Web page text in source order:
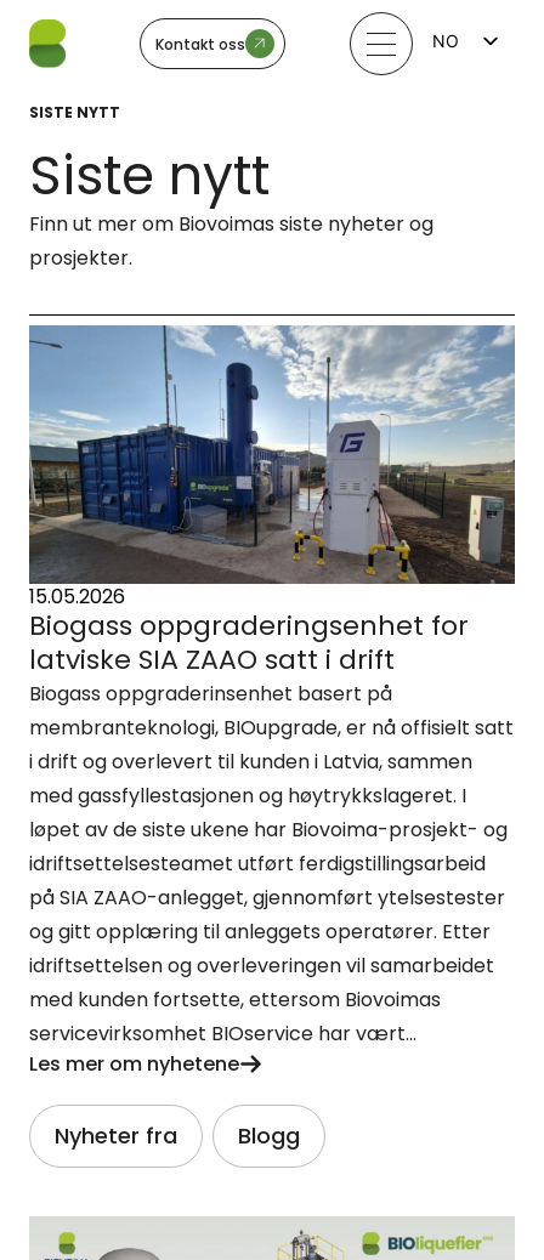
Kontakt oss
NO
SISTE NYTT
Siste nytt
Finn ut mer om Biovoimas siste nyheter og
prosjekter.
15.05.2026
Biogass oppgraderingsenhet for
latviske SIA ZAAO satt i drift
Biogass oppgraderinsenhet basert på
membranteknologi, BIOupgrade, er nå offisielt satt
i drift og overlevert til kunden i Latvia, sammen
med gassfyllestasjonen og høytrykkslageret. I
løpet av de siste ukene har Biovoima-prosjekt- og
idriftsettelsesteamet utført ferdigstillingsarbeid
på SIA ZAAO-anlegget, gjennomført ytelsestester
og gitt opplæring til anleggets operatører. Etter
idriftsettelsen og overleveringen vil samarbeidet
med kunden fortsette, ettersom Biovoimas
servicevirksomhet BIOservice har vært...
Les mer om nyhetene
Artikkelfiltre
Nyheter fra Blogg